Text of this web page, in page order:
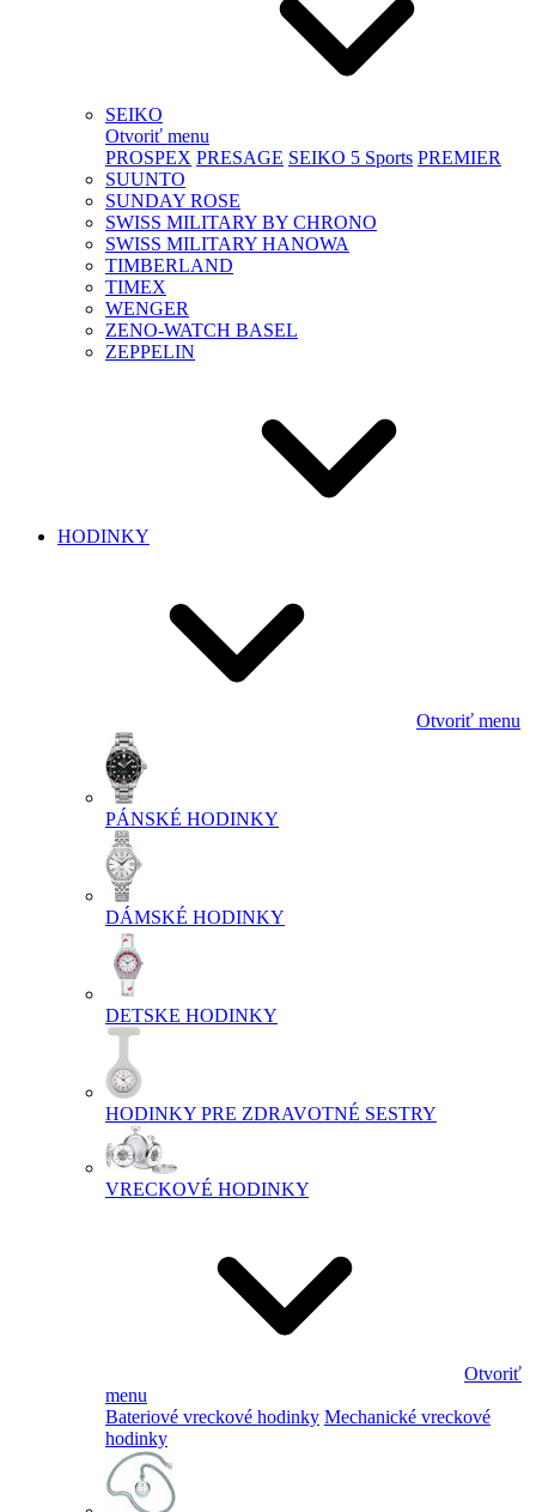
SEIKO
Otvoriť menu
PROSPEX PRESAGE SEIKO 5 Sports PREMIER
SUUNTO
SUNDAY ROSE
SWISS MILITARY BY CHRONO
SWISS MILITARY HANOWA
TIMBERLAND
TIMEX
WENGER
ZENO-WATCH BASEL
ZEPPELIN
HODINKY
Otvoriť menu
PÁNSKÉ HODINKY
DÁMSKÉ HODINKY
DETSKE HODINKY
HODINKY PRE ZDRAVOTNÉ SESTRY
VRECKOVÉ HODINKY
Otvoriť
menu
Bateriové vreckové hodinky Mechanické vreckové
hodinky